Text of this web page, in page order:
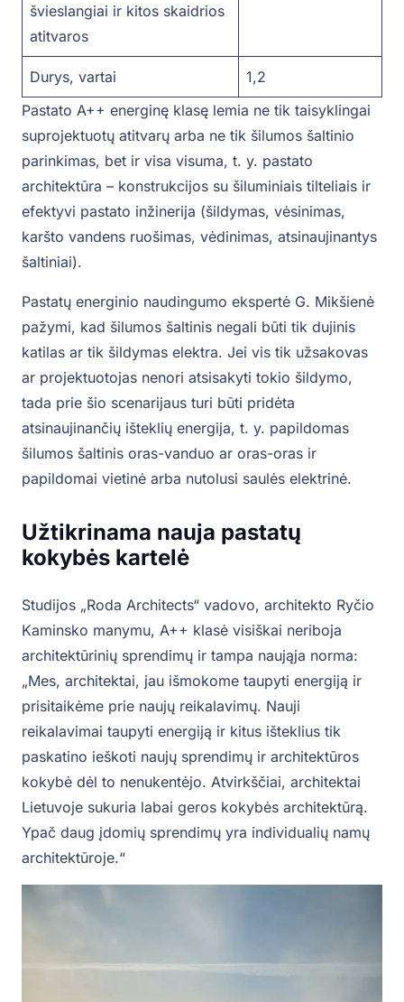
švieslangiai ir kitos skaidrios
atitvaros
Durys, vartai
1,2
Pastato A++ energinę klasę lemia ne tik taisyklingai
suprojektuotų atitvarų arba ne tik šilumos šaltinio
parinkimas, bet ir visa visuma, t. y. pastato
architektūra – konstrukcijos su šiluminiais tilteliais ir
efektyvi pastato inžinerija (šildymas, vėsinimas,
karšto vandens ruošimas, vėdinimas, atsinaujinantys
šaltiniai).
‎Pastatų energinio naudingumo ekspertė G. Mikšienė
pažymi, kad šilumos šaltinis negali būti tik dujinis
katilas ar tik šildymas elektra. Jei vis tik užsakovas
ar projektuotojas nenori atsisakyti tokio šildymo,
tada prie šio scenarijaus turi būti pridėta
atsinaujinančių išteklių energija, t. y. papildomas
šilumos šaltinis oras-vanduo ar oras-oras ir
papildomai vietinė arba nutolusi saulės elektrinė.
Užtikrinama nauja pastatų
kokybės kartelė
Studijos „Roda Architects“ vadovo, architekto Ryčio
Kaminsko manymu, A++ klasė visiškai neriboja
architektūrinių sprendimų ir tampa naująja norma:
„Mes, architektai, jau išmokome taupyti energiją ir
prisitaikėme prie naujų reikalavimų. Nauji
reikalavimai taupyti energiją ir kitus išteklius tik
paskatino ieškoti naujų sprendimų ir architektūros
kokybė dėl to nenukentėjo. Atvirkščiai, architektai
Lietuvoje sukuria labai geros kokybės architektūrą.
Ypač daug įdomių sprendimų yra individualių namų
architektūroje.“